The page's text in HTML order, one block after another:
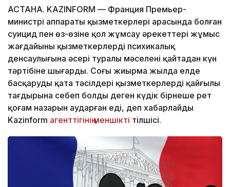
АСТАНА. KAZINFORM — Франция Премьер-
министрі аппараты қызметкерлері арасында болған
суицид пен өз-өзіне қол жұмсау әрекеттері жұмыс
жағдайының қызметкерлердің психикалық
денсаулығына әсері туралы мәселені қайтадан күн
тәртібіне шығарды. Соңғы жиырма жылда елде
басқарудың қатаң тәсілдері қызметкерлердің қайғылы
тағдырына себеп болды деген күдік бірнеше рет
қоғам назарын аударған еді, деп хабарлайды
Kazinform агенттігінің меншікті тілшісі.